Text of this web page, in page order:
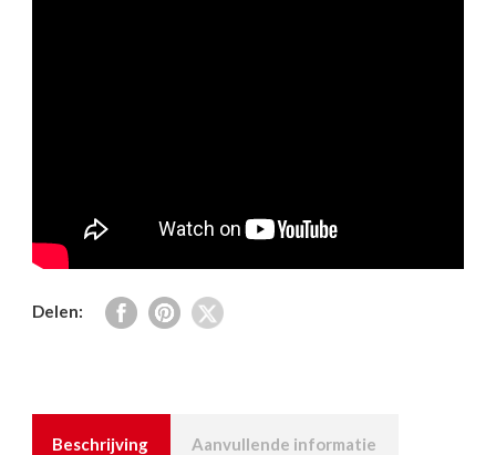
Delen:
Beschrijving Aanvullende informatie